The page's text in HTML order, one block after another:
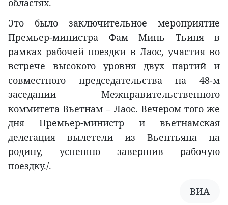
Это было заключительное мероприятие
Премьер-министра Фам Минь Тьиня в
рамках рабочей поездки в Лаос, участия во
встрече высокого уровня двух партий и
совместного председательства на 48-м
заседании Межправительственного
коммитета Вьетнам – Лаос. Вечером того же
дня Премьер-министр и вьетнамская
делегация вылетели из Вьентьяна на
родину, успешно завершив рабочую
поездку./.
ВИА